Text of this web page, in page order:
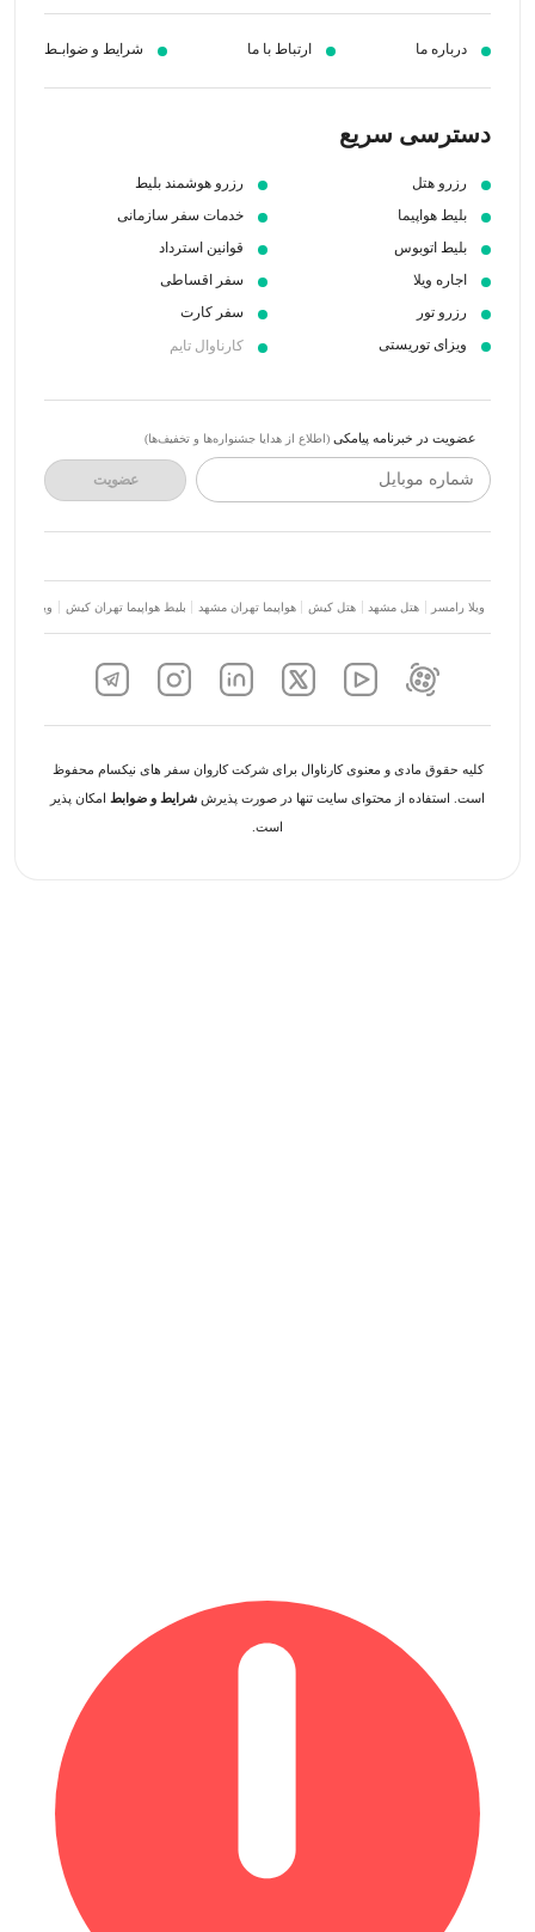
درباره ما ارتباط با ما شرایط و ضوابـط
دسترسی سریع
رزرو هتل
بلیط هواپیما
بلیط اتوبوس
اجاره ویلا
رزرو تور
ویزای توریستی
رزرو هوشمند بلیط
خدمات سفر سازمانی
قوانین استرداد
سفر اقساطی
سفر کارت
کارناوال تایم
عضویت در خبرنامه پیامکی (اطلاع از هدایا جشنواره‌ها و تخفیف‌ها)
شماره موبایل عضویت
ویلا رامسر هتل مشهد هتل کیش هواپیما تهران مشهد بلیط هواپیما تهران کیش ویلا شمال
کلیه حقوق مادی و معنوی کارناوال برای شرکت کاروان سفر های نیکسام محفوظ
است. استفاده از محتوای سایت تنها در صورت پذیرش شرایط و ضوابط امکان پذیر
است.